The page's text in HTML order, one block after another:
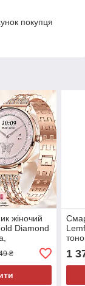
покупця
жіночий
Diamond
2 ремінці
₴ 1